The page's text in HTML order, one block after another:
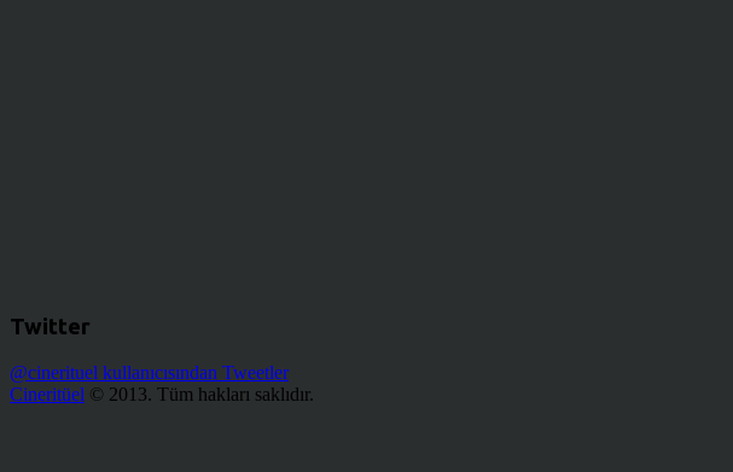
Twitter
@cinerituel kullanıcısından Tweetler
Cineritüel © 2013. Tüm hakları saklıdır.